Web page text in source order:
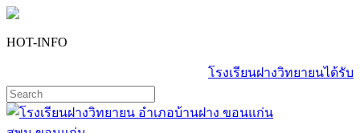
HOT-INFO
โรงเรียนฝางวิทยายนได้รั